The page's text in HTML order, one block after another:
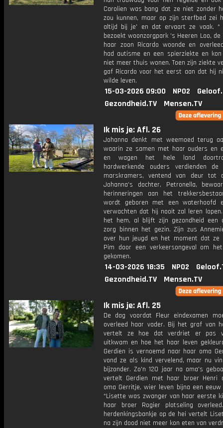
Carolien was bang dat ze niet zonder
zou kunnen, maar op zijn sterfbed zei
altijd bij je' en dat ervaart ze vaak. *
bezoekt woonzorgpark 's Heeren Loo,
haar zoon Ricardo woonde en
had autisme en een spierziekte en
niet meer thuis wonen. Toen zijn ziekte
gaf Ricardo voor het eerst aan dat hij
wilde leven.
15-03-2026 09:00 NPO2
Gezondheid.TV
Mensen.TV
Ik mis je: Afl. 26
Johanna denkt met weemoed terug
waarin ze samen met haar ouders en
en wagen het hele land
hardwerkende ouders verdienden
marskramers, ventend van deur tot
Johanna's dochter, Petronella,
herinneringen aan het
wordt geboren met een waterhoofd
verwachten dat hij nooit zal leren
het hem, al blijft zijn gezondheid een
zorg binnen het gezin. Zijn zus
over hun jeugd en het moment dat ze
Pim door een verkeersongeval om
gekomen.
14-03-2026 18:35 NPO2
Gezondheid.TV
Mensen.TV
Ik mis je: Afl. 25
De dag voordat Fleur eindexamen
overleed haar vader. Bij het graf van
vertelt ze hoe dat verdriet er pas
uitkwam en hoe het haar leven
Gerdien is vernoemd naar haar oma
vond ze als kind vervelend, maar nu
bijzonder. Zo'n 120 jaar na oma's
vertelt Gerdien met haar broer Henri
oma Gerritje, wier leven bijna een
*Lisette was zwanger van haar eerste
haar broer Rogier plotseling
herdenkingsbankje op de hei vertelt
na zijn dood niet meer kon eten van